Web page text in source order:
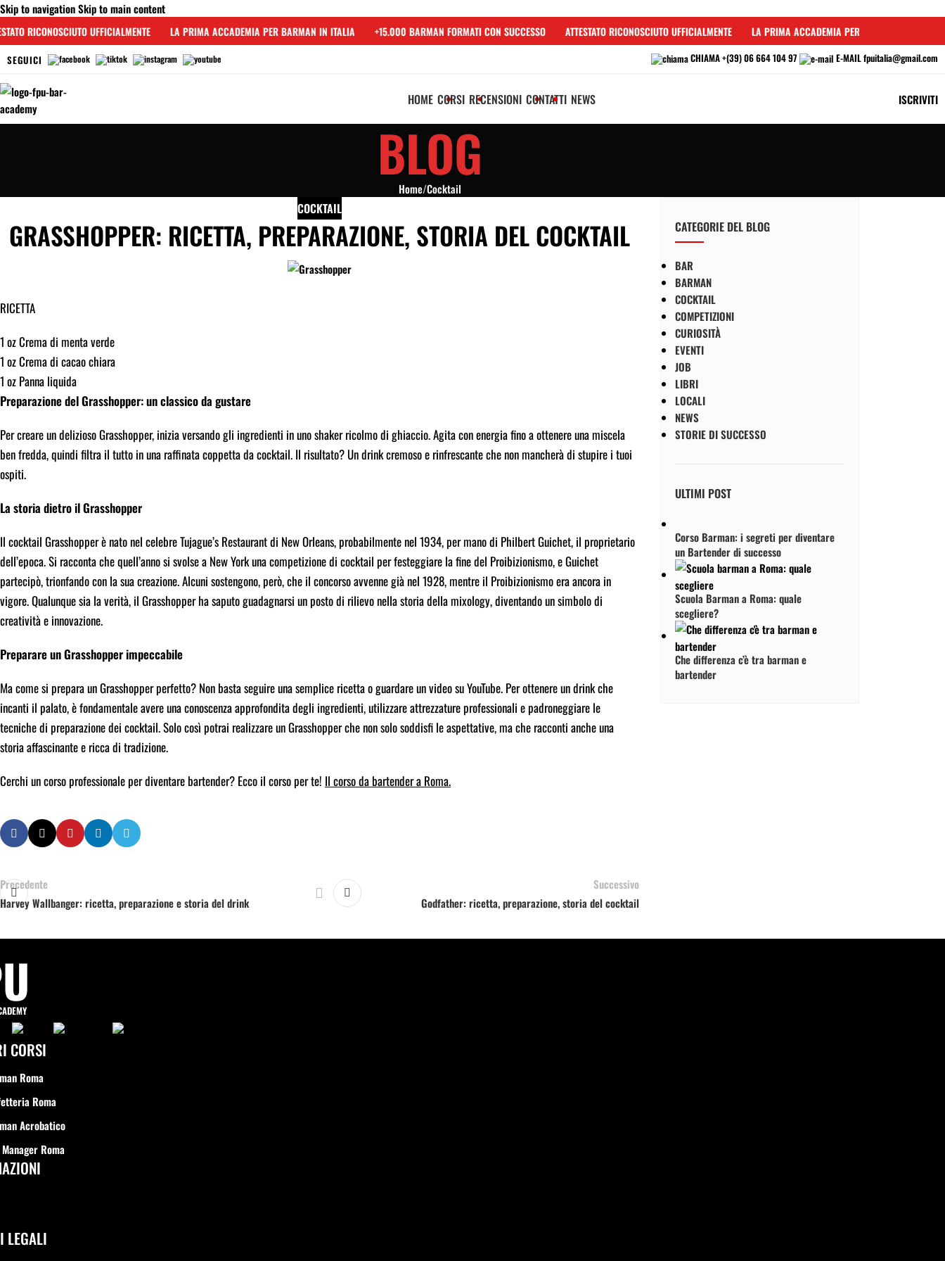
Skip to navigationSkip to main content
RICONOSCIUTO UFFICIALMENTE LA PRIMA ACCADEMIA PER BARMAN IN ITALIA +15.000 BARMAN FORMATI CON SUCCESSO ATTESTATO RICONOSCIUTO UFFICIALMENTE LA PRIMA ACCADEMIA PER BARMAN IN ITALIA
SEGUICI CHIAMA+(39) 06 664 104 97 E-MAILfpuitalia@gmail.com
HOME CORSI RECENSIONI CONTATTI NEWS ISCRIVITI
BLOG
Home/Cocktail
COCKTAIL
GRASSHOPPER: RICETTA, PREPARAZIONE, STORIA DEL COCKTAIL
RICETTA
1 oz Crema di menta verde
1 oz Crema di cacao chiara
1 oz Panna liquida
Preparazione del Grasshopper: un classico da gustare
Per creare un delizioso Grasshopper, inizia versando gli ingredienti in uno shaker ricolmo di ghiaccio. Agita con energia fino a ottenere una miscela
ben fredda, quindi filtra il tutto in una raffinata coppetta da cocktail. Il risultato? Un drink cremoso e rinfrescante che non mancherà di stupire i tuoi
ospiti.
La storia dietro il Grasshopper
Il cocktail Grasshopper è nato nel celebre Tujague’s Restaurant di New Orleans, probabilmente nel 1934, per mano di Philbert Guichet, il proprietario
dell’epoca. Si racconta che quell’anno si svolse a New York una competizione di cocktail per festeggiare la fine del Proibizionismo, e Guichet
partecipò, trionfando con la sua creazione. Alcuni sostengono, però, che il concorso avvenne già nel 1928, mentre il Proibizionismo era ancora in
vigore. Qualunque sia la verità, il Grasshopper ha saputo guadagnarsi un posto di rilievo nella storia della mixology, diventando un simbolo di
creatività e innovazione.
Preparare un Grasshopper impeccabile
Ma come si prepara un Grasshopper perfetto? Non basta seguire una semplice ricetta o guardare un video su YouTube. Per ottenere un drink che
incanti il palato, è fondamentale avere una conoscenza approfondita degli ingredienti, utilizzare attrezzature professionali e padroneggiare le
tecniche di preparazione dei cocktail. Solo così potrai realizzare un Grasshopper che non solo soddisfi le aspettative, ma che racconti anche una
storia affascinante e ricca di tradizione.
Cerchi un corso professionale per diventare bartender? Ecco il corso per te! Il corso da bartender a Roma.
Precedente
Harvey Wallbanger: ricetta, preparazione e storia del drink
Successivo
Godfather: ricetta, preparazione, storia del cocktail
CATEGORIE DEL BLOG
BAR
BARMAN
COCKTAIL
COMPETIZIONI
CURIOSITÀ
EVENTI
JOB
LIBRI
LOCALI
NEWS
STORIE DI SUCCESSO
ULTIMI POST
Corso Barman: i segreti per diventare
un Bartender di successo
Scuola Barman a Roma: quale
scegliere?
Che differenza c’è tra barman e
bartender
CORSI
Roma
Roma
Acrobatico
Roma
LEGALI